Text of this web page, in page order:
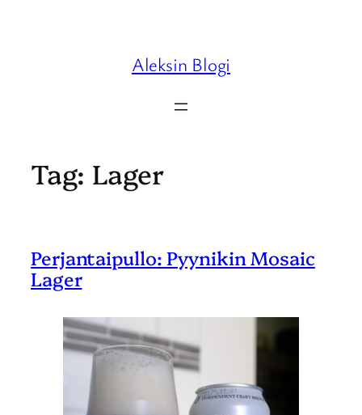
Aleksin Blogi
Tag: Lager
Perjantaipullo: Pyynikin Mosaic
Lager